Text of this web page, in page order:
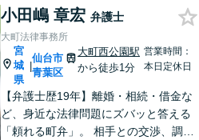
小田嶋 章宏 弁護士
大町法律事務所
宮
城
県
|
仙台市
青葉区
大町西公園駅
から徒歩1分
営業時間：
本日定休日
【弁護士歴19年】離婚・相続・借金な
ど、身近な法律問題にズバッと答える
「頼れる町弁」。 相手との交渉、調